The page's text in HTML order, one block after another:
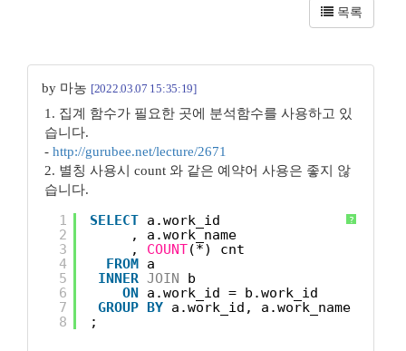
목록
by 마농 [2022.03.07 15:35:19]
1. 집계 함수가 필요한 곳에 분석함수를 사용하고 있
습니다.
- http://gurubee.net/lecture/2671
2. 별칭 사용시 count 와 같은 예약어 사용은 좋지 않
습니다.
?
1
2
3
4
5
6
7
8
SELECT a.work_id
, a.work_name
, COUNT(*) cnt
FROM a
INNER JOIN
b
ON a.work_id = b.work_id
GROUP BY a.work_id, a.work_name
;